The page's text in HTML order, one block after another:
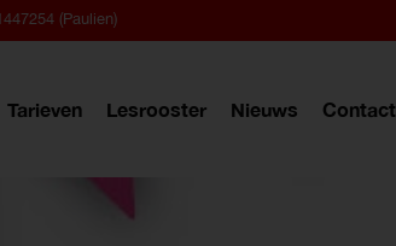
(Paulien)
Tarieven Lesrooster Nieuws Contact